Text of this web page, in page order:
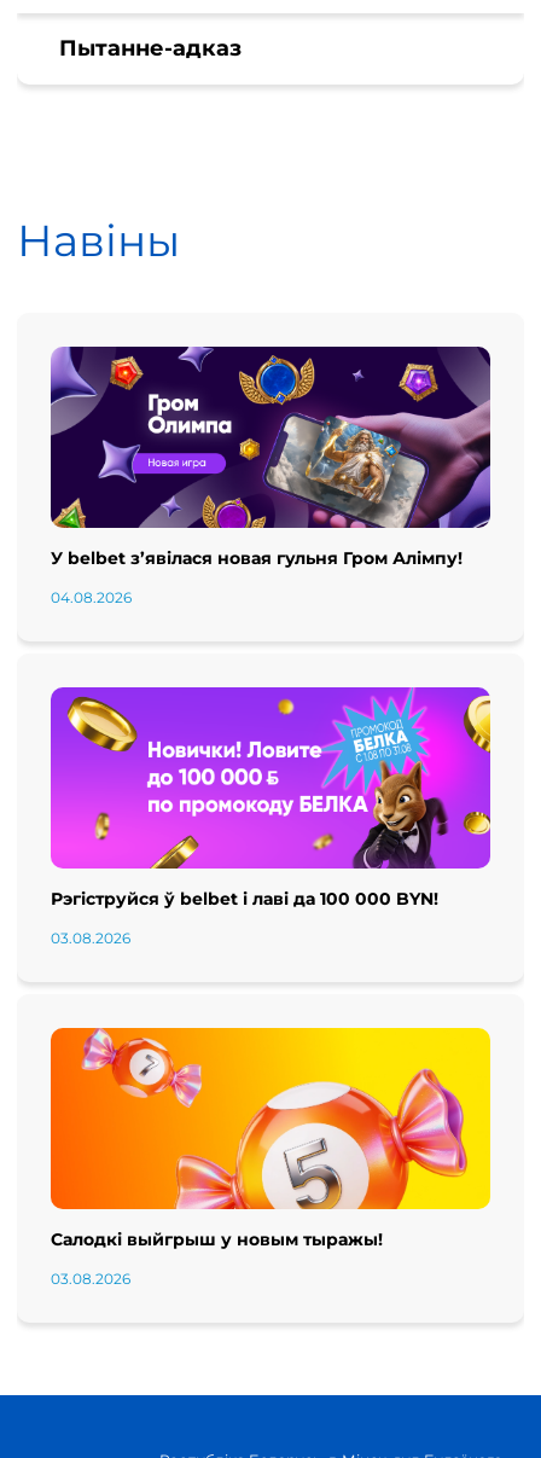
Пытанне-адказ
Навіны
У belbet з’явілася новая гульня Гром Алімпу!
04.08.2026
Рэгіструйся ў belbet і лаві да 100 000 BYN!
03.08.2026
Салодкі выйгрыш у новым тыражы!
03.08.2026